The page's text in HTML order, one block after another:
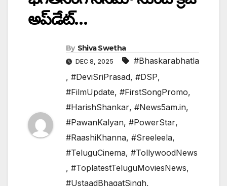
అప్‎డేట్…
By Shiva Swetha
DEC 8, 2025
#Bhaskarabhatla
, #DeviSriPrasad, #DSP,
#FilmUpdate, #FirstSongPromo,
#HarishShankar, #News5am.in,
#PawanKalyan, #PowerStar,
#RaashiKhanna, #Sreeleela,
#TeluguCinema, #TollywoodNews
, #ToplatestTeluguMoviesNews,
#UstaadBhagatSingh,